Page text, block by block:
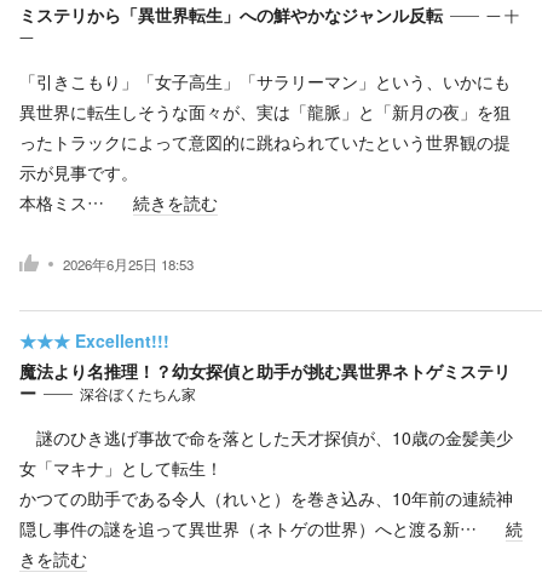
ミステリから「異世界転生」への鮮やかなジャンル反転
一 十
一
「引きこもり」「女子高生」「サラリーマン」という、いかにも
異世界に転生しそうな面々が、実は「龍脈」と「新月の夜」を狙
ったトラックによって意図的に跳ねられていたという世界観の提
示が見事です。
本格ミス…
続きを読む
2026年6月25日 18:53
★★★ Excellent!!!
魔法より名推理！？幼女探偵と助手が挑む異世界ネトゲミステリ
ー
深谷ぼくたちん家
謎のひき逃げ事故で命を落とした天才探偵が、10歳の金髪美少
女「マキナ」として転生！
かつての助手である令人（れいと）を巻き込み、10年前の連続神
隠し事件の謎を追って異世界（ネトゲの世界）へと渡る新…
続
きを読む